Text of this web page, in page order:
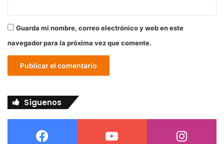
Guarda mi nombre, correo electrónico y web en este
navegador para la próxima vez que comente.
Síguenos